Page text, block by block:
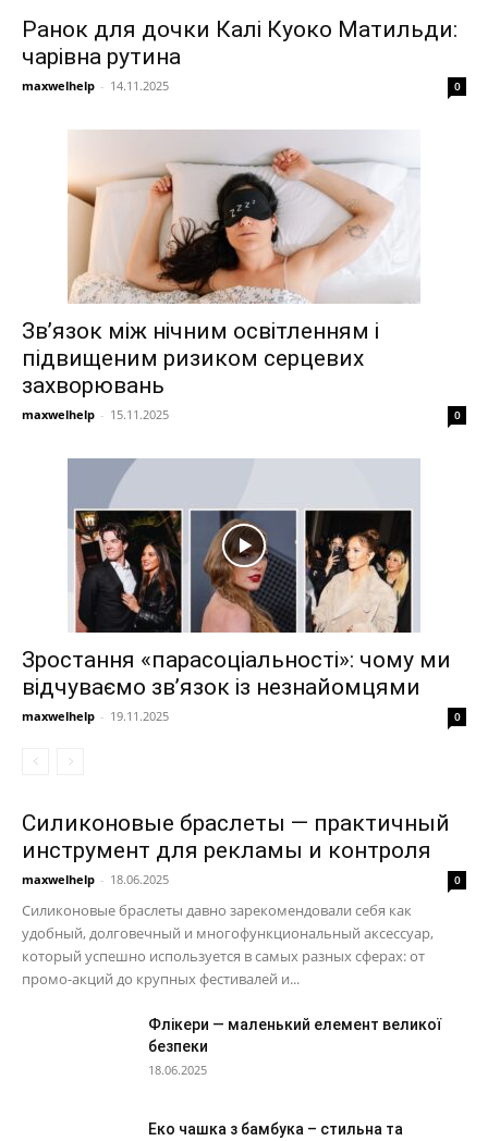
Ранок для дочки Калі Куоко Матильди:
чарівна рутина
maxwelhelp - 14.11.2025 0
Зв’язок між нічним освітленням і
підвищеним ризиком серцевих
захворювань
maxwelhelp - 15.11.2025 0
Зростання «парасоціальності»: чому ми
відчуваємо зв’язок із незнайомцями
maxwelhelp - 19.11.2025 0
Силиконовые браслеты — практичный
инструмент для рекламы и контроля
maxwelhelp - 18.06.2025 0
Силиконовые браслеты давно зарекомендовали себя как
удобный, долговечный и многофункциональный аксессуар,
который успешно используется в самых разных сферах: от
промо-акций до крупных фестивалей и...
Флікери — маленький елемент великої
безпеки
18.06.2025
Еко чашка з бамбука – стильна та